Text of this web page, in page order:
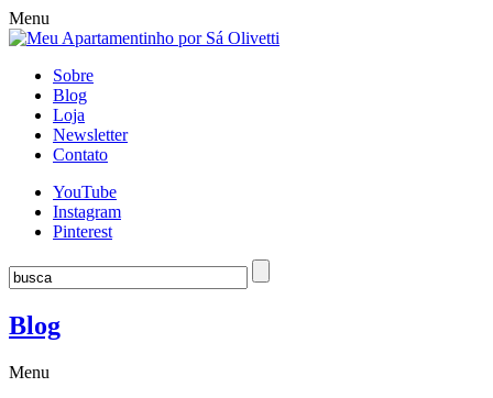
Menu
Sobre
Blog
Loja
Newsletter
Contato
YouTube
Instagram
Pinterest
Blog
Menu